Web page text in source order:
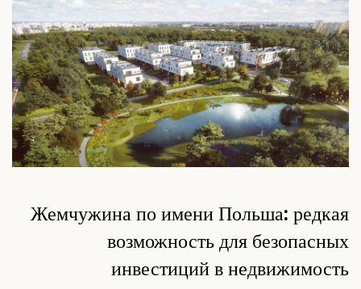
Жемчужина по имени Польша: редкая
возможность для безопасных
инвестиций в недвижимость